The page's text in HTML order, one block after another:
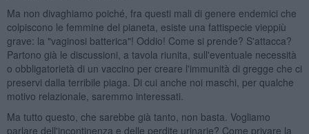
Ma non divaghiamo poiché, fra questi mali di genere endemici che
colpiscono le femmine del pianeta, esiste una fattispecie vieppiù
grave: la "vaginosi batterica"! Oddio! Come si prende? S'attacca?
Partono già le discussioni, a tavola riunita, sull'eventuale necessità
o obbligatorietà di un vaccino per creare l'immunità di gregge che ci
preservi dalla terribile piaga. Di cui anche noi maschi, per qualche
motivo relazionale, saremmo interessati.
Ma tutto questo, che sarebbe già tanto, non basta. Vogliamo
parlare dell'incontinenza e delle perdite urinarie? Come privare la